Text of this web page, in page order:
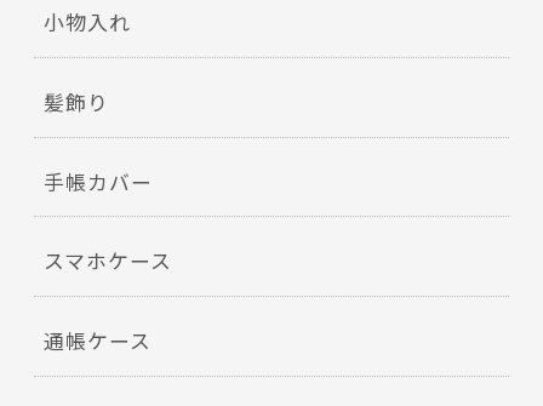
小物入れ
髪飾り
手帳カバー
スマホケース
通帳ケース